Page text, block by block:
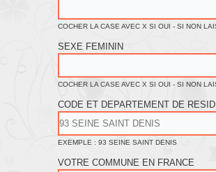
COCHER LA CASE AVEC X SI OUI - SI NON
SEXE FEMININ
COCHER LA CASE AVEC X SI OUI - SI NON
CODE ET DEPARTEMENT DE
EXEMPLE : 93 SEINE SAINT DENIS
VOTRE COMMUNE EN FRANCE